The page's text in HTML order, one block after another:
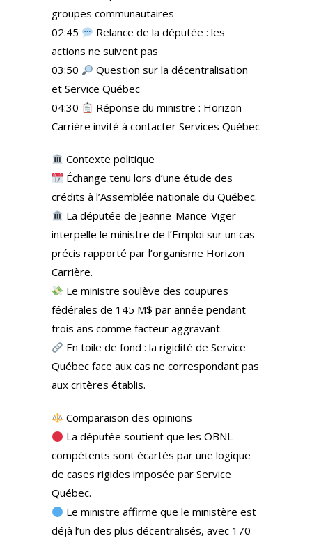
groupes communautaires
02:45
Relance de la députée : les
actions ne suivent pas
03:50
Question sur la décentralisation
et Service Québec
04:30
Réponse du ministre : Horizon
Carrière invité à contacter Services Québec
Contexte politique
Échange tenu lors d’une étude des
crédits à l’Assemblée nationale du Québec.
La députée de Jeanne-Mance-Viger
interpelle le ministre de l’Emploi sur un cas
précis rapporté par l’organisme Horizon
Carrière.
Le ministre soulève des coupures
fédérales de 145 M$ par année pendant
trois ans comme facteur aggravant.
En toile de fond : la rigidité de Service
Québec face aux cas ne correspondant pas
aux critères établis.
Comparaison des opinions
La députée soutient que les OBNL
compétents sont écartés par une logique
de cases rigides imposée par Service
Québec.
Le ministre affirme que le ministère est
déjà l’un des plus décentralisés, avec 170